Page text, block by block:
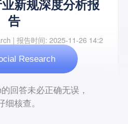
Research
回答未必正确无误，
细核查。